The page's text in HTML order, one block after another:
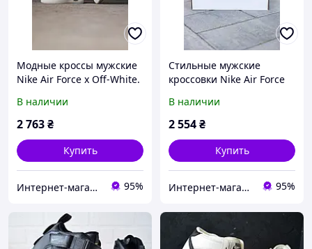
Модные кроссы мужские
Nike Air Force x Off-White.
Найк Аир Форс.
В наличии
2 763₴
Купить
Интернет-магазин "Dianora-Style" 95%
Стильные мужские
кроссовки Nike Air Force
мужские Найк Аир Форс
черные.
В наличии
2 554₴
Купить
Интернет-магазин "Dianora-Style" 95%